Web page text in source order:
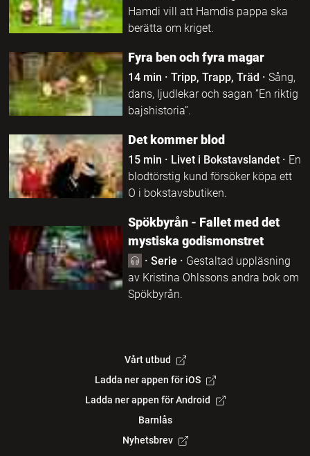
Hamdi vill att Hamdis pappa ska
berätta om kriget.
Fyra ben och fyra magar
14 min · Tripp, Trapp, Träd · Sång,
dans, ljudlekar och sagan ”En riktig
bajshistoria”.
Det kommer blod
15 min · Livet i Bokstavslandet· En
blodtörstig kund försöker köpa ett
O i bokstavsbutiken.
Spökbyrån - Fallet med det
mystiska godismonstret
· Serie · Gestaltad uppläsning
av Kristina Ohlssons andra bok om
Spökbyrån.
Vårt utbud
Ladda ner appen för iOS
Ladda ner appen för Android
Barnlås
Nyhetsbrev